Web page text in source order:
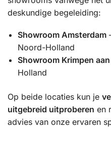
deskundige begeleiding:
Showroom Amsterdam
Noord-Holland
Showroom Krimpen
Holland
Op beide locaties kun je
uitgebreid uitproberen en
advies van onze ervaren